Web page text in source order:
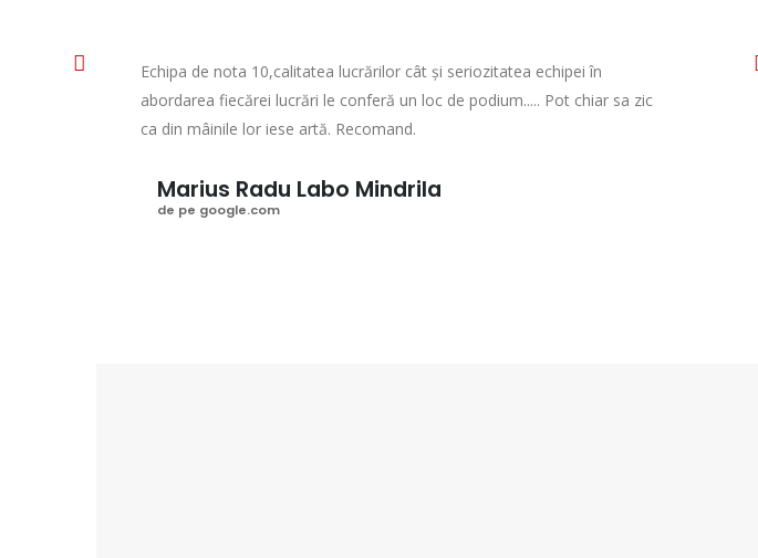
Echipa de nota 10,calitatea lucrărilor cât și seriozitatea echipei în
abordarea fiecărei lucrări le conferă un loc de podium..... Pot chiar sa zic
ca din mâinile lor iese artă. Recomand.
Marius Radu Labo Mindrila
de pe google.com